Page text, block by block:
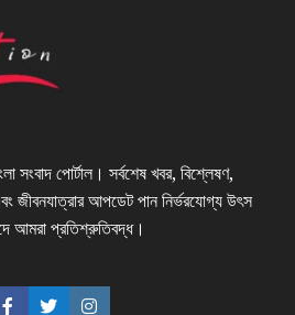
সংবাদ পোর্টাল। সর্বশেষ খবর, বিশ্লেষণ,
জীবনযাত্রার আপডেট পান নির্ভরযোগ্য উৎস
আমরা প্রতিশ্রুতিবদ্ধ।